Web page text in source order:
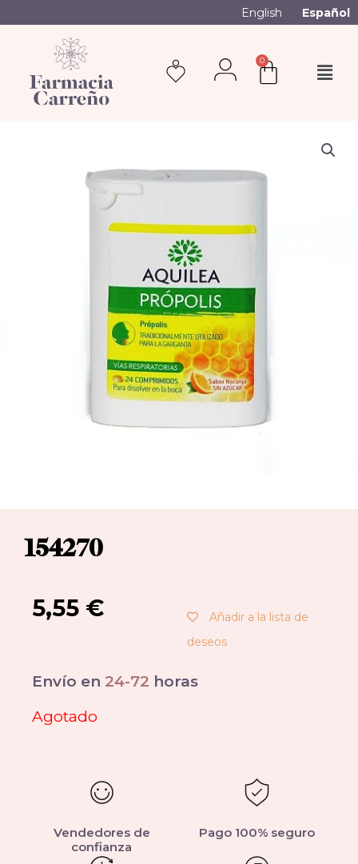
English Español
0
154270
5,55 €
Añadir a la lista de
deseos
Envío en 24-72 horas
Agotado
Vendedores de
confianza
Pago 100% seguro